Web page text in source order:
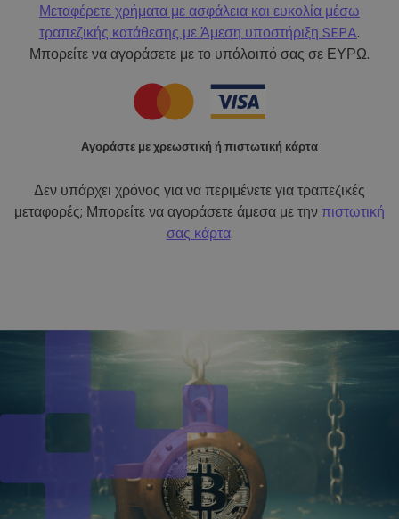
Μεταφέρετε χρήματα με ασφάλεια και ευκολία μέσω
τραπεζικής κατάθεσης μεΆμεση υποστήριξη SEPA.
Μπορείτε να αγοράσετε με το υπόλοιπό σας σε ΕΥΡΩ.
Αγοράστε με χρεωστική ή πιστωτική κάρτα
Δεν υπάρχει χρόνος για να περιμένετε για τραπεζικές
μεταφορές; Μπορείτε να αγοράσετε άμεσα με τηνπιστωτική
σας κάρτα.